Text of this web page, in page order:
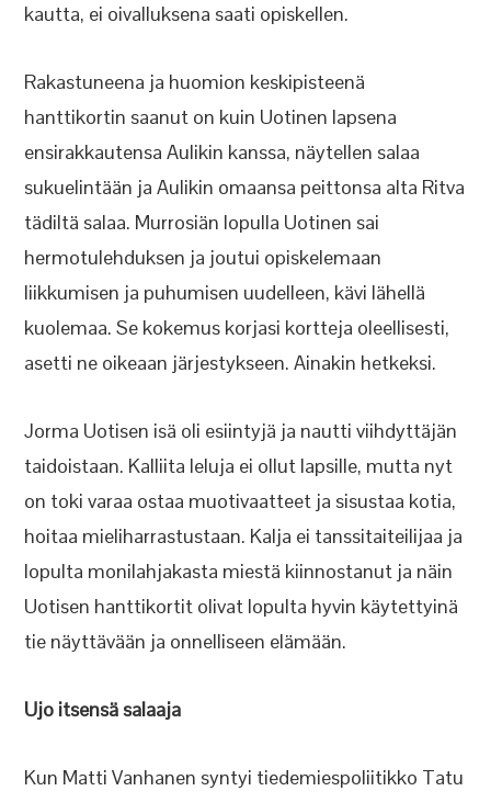
kautta, ei oivalluksena saati opiskellen.
Rakastuneena ja huomion keskipisteenä
hanttikortin saanut on kuin Uotinen lapsena
ensirakkautensa Aulikin kanssa, näytellen salaa
sukuelintään ja Aulikin omaansa peittonsa alta Ritva
tädiltä salaa. Murrosiän lopulla Uotinen sai
hermotulehduksen ja joutui opiskelemaan
liikkumisen ja puhumisen uudelleen, kävi lähellä
kuolemaa. Se kokemus korjasi kortteja oleellisesti,
asetti ne oikeaan järjestykseen. Ainakin hetkeksi.
Jorma Uotisen isä oli esiintyjä ja nautti viihdyttäjän
taidoistaan. Kalliita leluja ei ollut lapsille, mutta nyt
on toki varaa ostaa muotivaatteet ja sisustaa kotia,
hoitaa mieliharrastustaan. Kalja ei tanssitaiteilijaa ja
lopulta monilahjakasta miestä kiinnostanut ja näin
Uotisen hanttikortit olivat lopulta hyvin käytettyinä
tie näyttävään ja onnelliseen elämään.
Ujo itsensä salaaja
Kun Matti Vanhanen syntyi tiedemiespoliitikko Tatu